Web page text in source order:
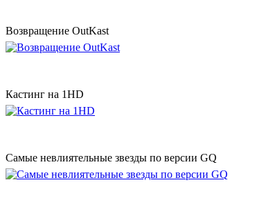
Возвращение OutKast
Кастинг на 1HD
Самые невлиятельные звезды по версии GQ